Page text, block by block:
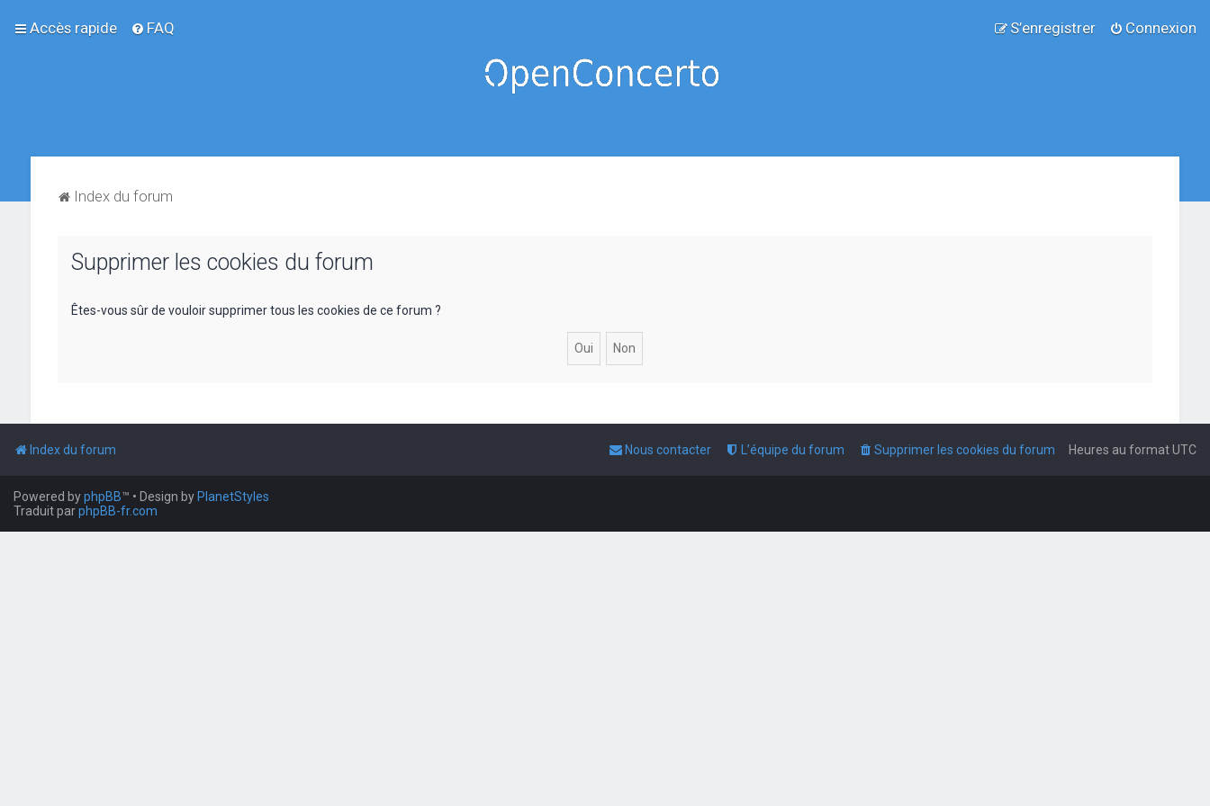
Accès rapide FAQ Connexion
S’enregistrer
Index du forum
Supprimer les cookies du forum
Êtes-vous sûr de vouloir supprimer tous les cookies de ce forum ?
Index du forum Heures au formatUTC
Supprimer les cookies du forum
L’équipe du forum
Nous contacter
Powered byphpBB™ • Design by PlanetStyles
Traduit parphpBB-fr.com